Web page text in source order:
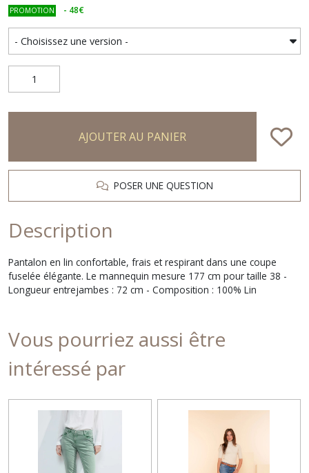
PROMOTION - 48€
AJOUTER AU PANIER
POSER UNE QUESTION
Description
Pantalon en lin confortable, frais et respirant dans une coupe
fuselée élégante. Le mannequin mesure 177 cm pour taille 38 -
Longueur entrejambes : 72 cm - Composition : 100% Lin
Vous pourriez aussi être
intéressé par